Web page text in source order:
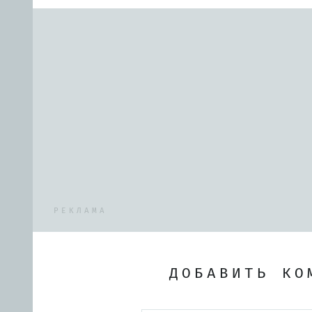
РЕКЛАМА
ДОБАВИТЬ